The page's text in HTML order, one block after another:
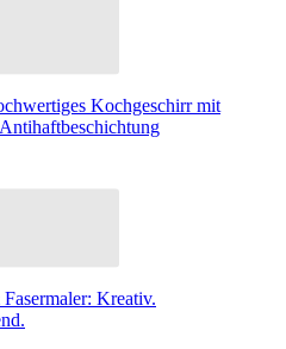
Kochgeschirr mit
Kreativ.